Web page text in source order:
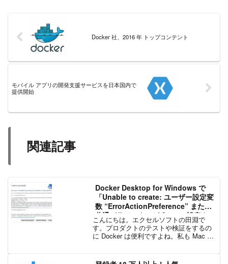
Docker 社、2016 年 トップコンテント
モバイル アプリの開発支援サービスを日本国内で
提供開始
関連記事
Docker Desktop for Windows で
「Unable to create: ユーザー設定変
数 “ErrorActionPreference” または
共通パラメーターが Stop に設定さ
れているため、実行中のコマンドが
停止しました。」というエラーが出
た時の対処方法
こんにちは。エクセルソフトの田淵で
す。プロダクトのテストや検証をするの
に Docker は便利ですよね。私も Mac で
Emul...